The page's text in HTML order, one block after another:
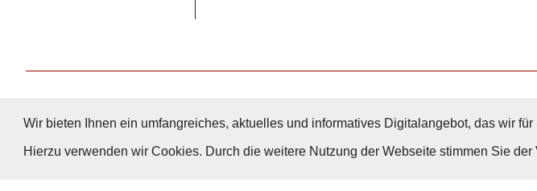
Wir bieten Ihnen ein umfangreiches, aktuelles und informatives Digitalangebot, das wir
Hierzu verwenden wir Cookies. Durch die weitere Nutzung der Webseite stimmen Sie